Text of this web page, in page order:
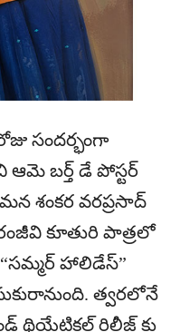
సందర్భంగా
ఆమె బర్త్ డే పోస్టర్
శంకర వరప్రసాద్
కూతురి పాత్రలో
“సమ్మర్ హాలిడేస్”
త్వరలోనే
థియేట్రికల్ రిలీజ్ కు